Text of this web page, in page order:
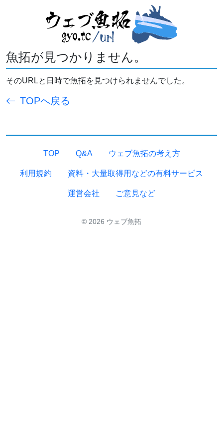
魚拓が見つかりません。
そのURLと日時で魚拓を見つけられませんでした。
TOPへ戻る
TOP Q&A ウェブ魚拓の考え方
利用規約 資料・大量取得用などの有料サービス
運営会社 ご意見など
© 2026 ウェブ魚拓